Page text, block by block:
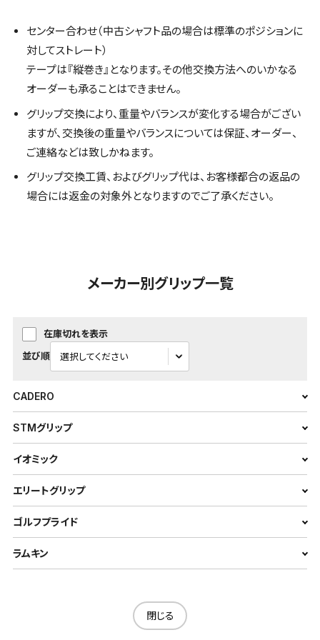
センター合わせ（中古シャフト品の場合は標準のポジションに
対してストレート）
テープは『縦巻き』となります。その他交換方法へのいかなる
オーダーも承ることはできません。
グリップ交換により、重量やバランスが変化する場合がござい
ますが、交換後の重量やバランスについては保証、オーダー、
ご連絡などは致しかねます。
グリップ交換工賃、およびグリップ代は、お客様都合の返品の
場合には返金の対象外となりますのでご了承ください。
メーカー別グリップ一覧
在庫切れを表示
並び順
CADERO
STMグリップ
イオミック
エリートグリップ
ゴルフプライド
ラムキン
閉じる